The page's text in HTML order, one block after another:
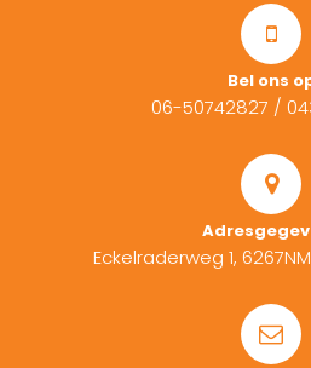
Bel ons
06-50742827 /
Eckelraderweg 1,